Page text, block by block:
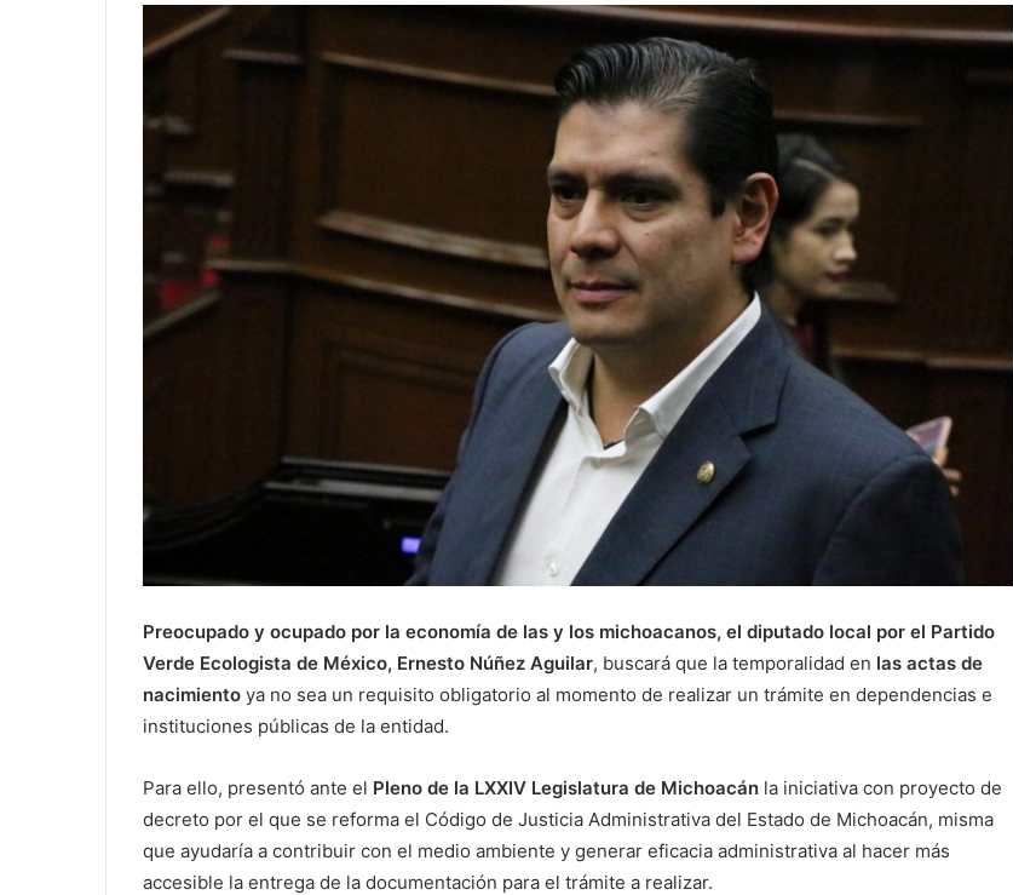
Preocupado y ocupado por la economía de las y los michoacanos, el diputado local por el Partido
Verde Ecologista de México, Ernesto Núñez Aguilar, buscará que la temporalidad en las actas de
nacimiento ya no sea un requisito obligatorio al momento de realizar un trámite en dependencias e
instituciones públicas de la entidad.
Para ello, presentó ante el Pleno de la LXXIV Legislatura de Michoacán la iniciativa con proyecto de
decreto por el que se reforma el Código de Justicia Administrativa del Estado de Michoacán, misma
que ayudaría a contribuir con el medio ambiente y generar eficacia administrativa al hacer más
accesible la entrega de la documentación para el trámite a realizar.